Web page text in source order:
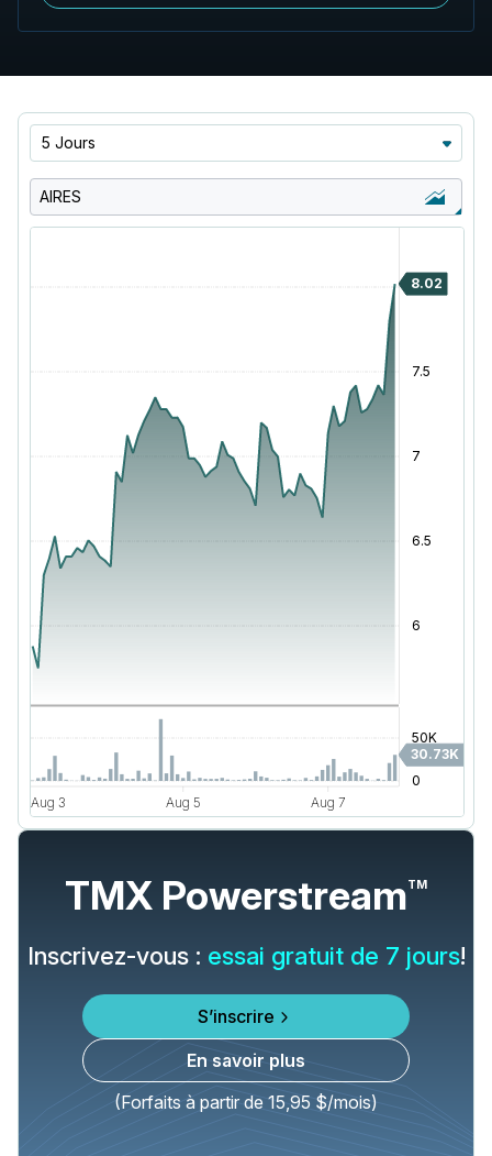
5 Jours
AIRES
TMX PowerstreamTM
Inscrivez-vous : essai gratuit de 7 jours!
S’inscrire
En savoir plus
(Forfaits à partir de 15,95 $/mois)